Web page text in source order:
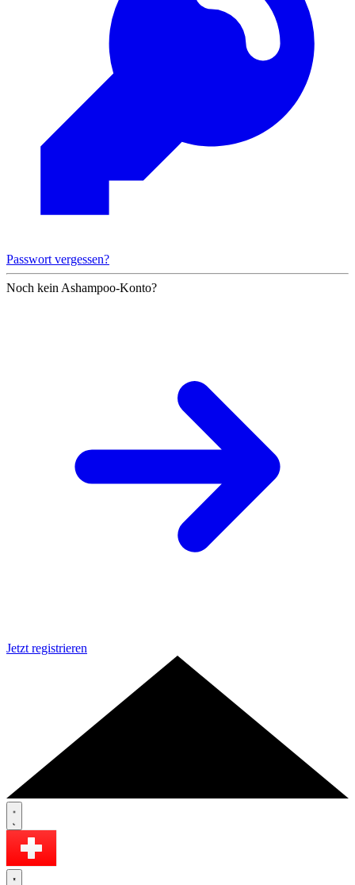
Passwort vergessen?
Noch kein Ashampoo-Konto?
Jetzt registrieren